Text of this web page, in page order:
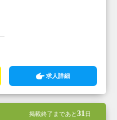
求人詳細
掲載終了まであと 31 日